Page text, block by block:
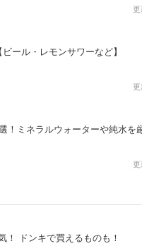
ール・レモンサワーなど】
！ミネラルウォーターや純水を
！ ドンキで買えるものも！